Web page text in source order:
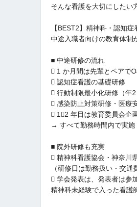
そんな看護を大切にしたい
【BEST2】精神科・認知
中途入職者向けの教育体制
■ 中途研修の流れ
 1 か月間は先輩とペアで
 認知症看護の基礎研修
 行動制限最小化研修（年2
 感染防止対策研修・医療
 1～2 年目は教育委員会企
→ すべて勤務時間内で実施
■ 院外研修も充実
 精神科看護協会・神奈川
（研修日は勤務扱い・交通
 学会発表は、発表者は参
精神科未経験で入った看護